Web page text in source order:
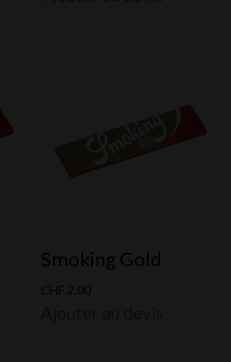
Smoking Gold
CHF 2.00